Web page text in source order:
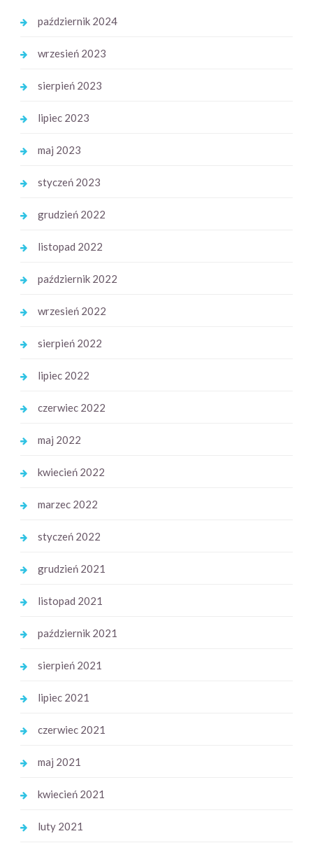
październik 2024
wrzesień 2023
sierpień 2023
lipiec 2023
maj 2023
styczeń 2023
grudzień 2022
listopad 2022
październik 2022
wrzesień 2022
sierpień 2022
lipiec 2022
czerwiec 2022
maj 2022
kwiecień 2022
marzec 2022
styczeń 2022
grudzień 2021
listopad 2021
październik 2021
sierpień 2021
lipiec 2021
czerwiec 2021
maj 2021
kwiecień 2021
luty 2021